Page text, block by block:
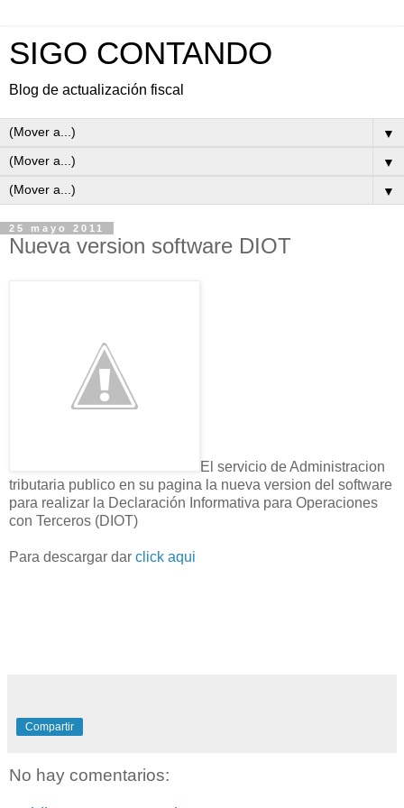
SIGO CONTANDO
Blog de actualización fiscal
▼
▼
▼
25 mayo 2011
Nueva version software DIOT
El servicio de Administracion
tributaria publico en su pagina la nueva version del software
para realizar la Declaración Informativa para Operaciones
con Terceros (DIOT)
Para descargar dar click aqui
Compartir
No hay comentarios: